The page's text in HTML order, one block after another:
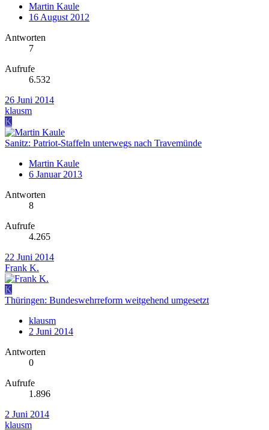
Martin Kaule
16 August 2012
Antworten
7
Aufrufe
6.532
26 Juni 2014
klausm
K
Sanitz: Patriot-Staffeln unterwegs nach Travemünde
Martin Kaule
6 Januar 2013
Antworten
8
Aufrufe
4.265
22 Juni 2014
Frank K.
K
Thüringen: Bundeswehrreform weitgehend umgesetzt
klausm
2 Juni 2014
Antworten
0
Aufrufe
1.896
2 Juni 2014
klausm